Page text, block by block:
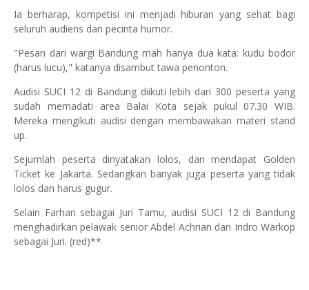
Ia berharap, kompetisi ini menjadi hiburan yang sehat bagi
seluruh audiens dan pecinta humor.
"Pesan dari wargi Bandung mah hanya dua kata: kudu bodor
(harus lucu)," katanya disambut tawa penonton.
Audisi SUCI 12 di Bandung diikuti lebih dari 300 peserta yang
sudah memadati area Balai Kota sejak pukul 07.30 WIB.
Mereka mengikuti audisi dengan membawakan materi stand
up.
Sejumlah peserta dinyatakan lolos, dan mendapat Golden
Ticket ke Jakarta. Sedangkan banyak juga peserta yang tidak
lolos dan harus gugur.
Selain Farhan sebagai Juri Tamu, audisi SUCI 12 di Bandung
menghadirkan pelawak senior Abdel Achrian dan Indro Warkop
sebagai Juri. (red)**